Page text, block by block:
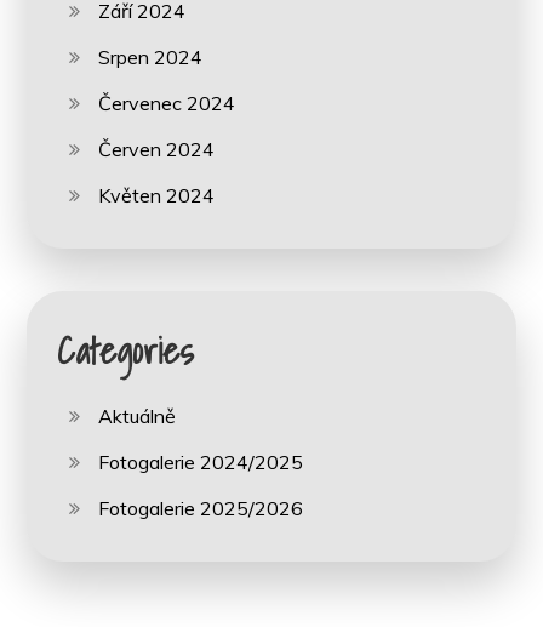
Září 2024
Srpen 2024
Červenec 2024
Červen 2024
Květen 2024
Categories
Aktuálně
Fotogalerie 2024/2025
Fotogalerie 2025/2026